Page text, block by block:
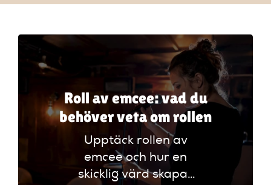
StandUpSverige PODDEN
Kontakta oss
Vanliga frågor
Roll av emcee: vad du
behöver veta om rollen
Upptäck rollen av
emcee och hur en
skicklig värd skapar